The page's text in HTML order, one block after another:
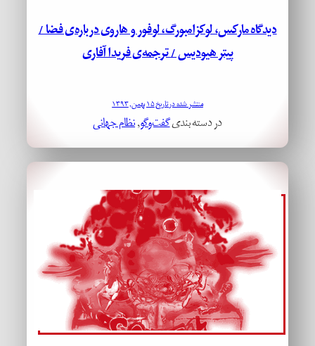
دیدگاه‌ مارکس، لوکزامبورگ، لوفور و هاروی درباره‌ی فضا /
پیتر هیودیس / ترجمه‌ی فریدا آفاری
منتشر شده در تاریخ ۱۵ بهمن, ۱۳۹۳
در دسته بندیگفت‌وگو, نظام جهانی